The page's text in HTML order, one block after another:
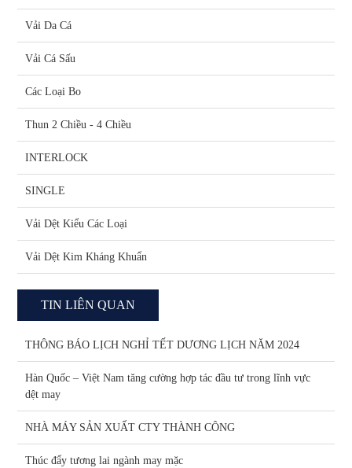
Vải Da Cá
Vải Cá Sấu
Các Loại Bo
Thun 2 Chiều - 4 Chiều
INTERLOCK
SINGLE
Vải Dệt Kiểu Các Loại
Vải Dệt Kim Kháng Khuẩn
TIN LIÊN QUAN
THÔNG BÁO LỊCH NGHỈ TẾT DƯƠNG LỊCH NĂM 2024
Hàn Quốc – Việt Nam tăng cường hợp tác đầu tư trong lĩnh vực
dệt may
NHÀ MÁY SẢN XUẤT CTY THÀNH CÔNG
Thúc đẩy tương lai ngành may mặc